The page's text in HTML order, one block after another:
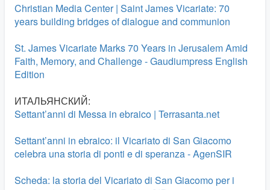
Christian Media Center | Saint James Vicariate: 70
years building bridges of dialogue and communion
St. James Vicariate Marks 70 Years in Jerusalem Amid
Faith, Memory, and Challenge - Gaudiumpress English
Edition
ИТАЛЬЯНСКИЙ:
Settant’anni di Messa in ebraico | Terrasanta.net
Settant’anni in ebraico: il Vicariato di San Giacomo
celebra una storia di ponti e di speranza - AgenSIR
Scheda: la storia del Vicariato di San Giacomo per i